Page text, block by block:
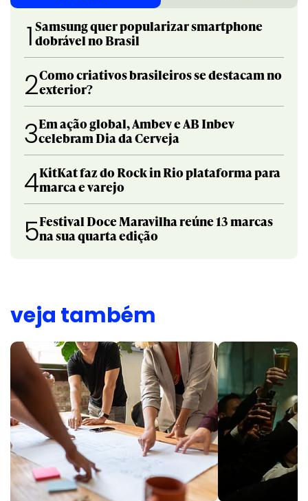
1 Samsung quer popularizar smartphone
dobrável no Brasil
2Como criativos brasileiros se destacam no
exterior?
3Em ação global, Ambev e AB Inbev
celebram Dia da Cerveja
4KitKat faz do Rock in Rio plataforma para
marca e varejo
5Festival Doce Maravilha reúne 13 marcas
na sua quarta edição
veja também